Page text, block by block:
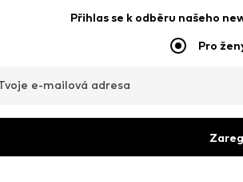
Přihlas se k odběru našeho
Pro
e-mailová adresa